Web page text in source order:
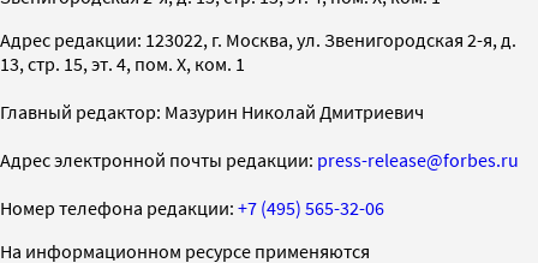
Адрес редакции: 123022, г. Москва, ул. Звенигородская 2-я, д.
13, стр. 15, эт. 4, пом. X, ком. 1
Главный редактор: Мазурин Николай Дмитриевич
Адрес электронной почты редакции: press-release@forbes.ru
Номер телефона редакции: +7 (495) 565-32-06
На информационном ресурсе применяются